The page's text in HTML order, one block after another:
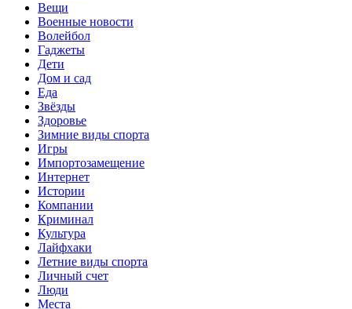
Вещи
Военные новости
Волейбол
Гаджеты
Дети
Дом и сад
Еда
Звёзды
Здоровье
Зимние виды спорта
Игры
Импортозамещение
Интернет
Истории
Компании
Криминал
Культура
Лайфхаки
Летние виды спорта
Личный счет
Люди
Места